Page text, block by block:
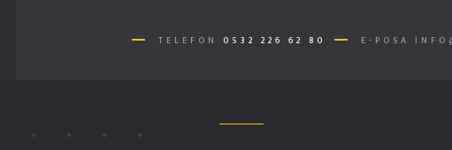
TELEFON 0532 226 62 80 E-POSA